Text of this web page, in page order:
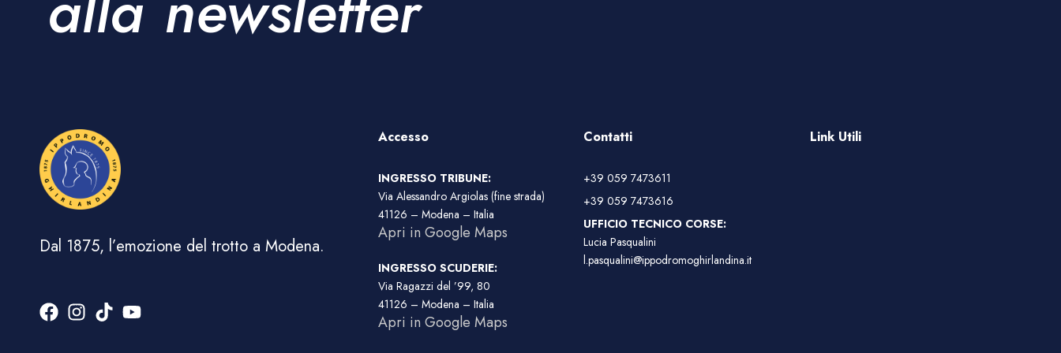
Dal 1875, l’emozione del trotto a Modena.
Accesso
INGRESSO TRIBUNE:
Via Alessandro Argiolas (fine strada)
41126 – Modena – Italia
Apri in Google Maps
INGRESSO SCUDERIE:
Via Ragazzi del ’99, 80
41126 – Modena – Italia
Apri in Google Maps
Contatti
+39 059 7473611
+39 059 7473616
UFFICIO TECNICO CORSE:
Lucia Pasqualini
l.pasqualini@ippodromoghirlandina.it
Link Utili